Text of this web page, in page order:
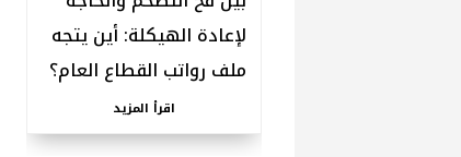
لإعادة الهيكلة: أين يتجه
ملف رواتب القطاع العام؟
اقرأ المزيد